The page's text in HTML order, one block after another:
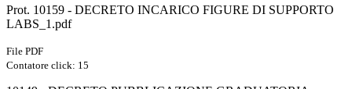
Prot. 10159 - DECRETO INCARICO FIGURE DI SUPPORTO
LABS_1.pdf
File PDF
Contatore click: 15